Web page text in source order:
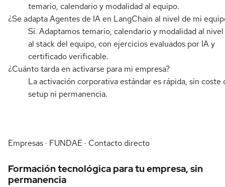
temario, calendario y modalidad al equipo.
¿Se adapta Agentes de IA en LangChain al nivel de mi
Sí. Adaptamos temario, calendario y modalidad al
al stack del equipo, con ejercicios evaluados por IA y
certificado verificable.
¿Cuánto tarda en activarse para mi empresa?
La activación corporativa estándar es rápida, sin coste
setup ni permanencia.
Empresas · FUNDAE · Contacto directo
Formación tecnológica para tu empresa, sin
permanencia